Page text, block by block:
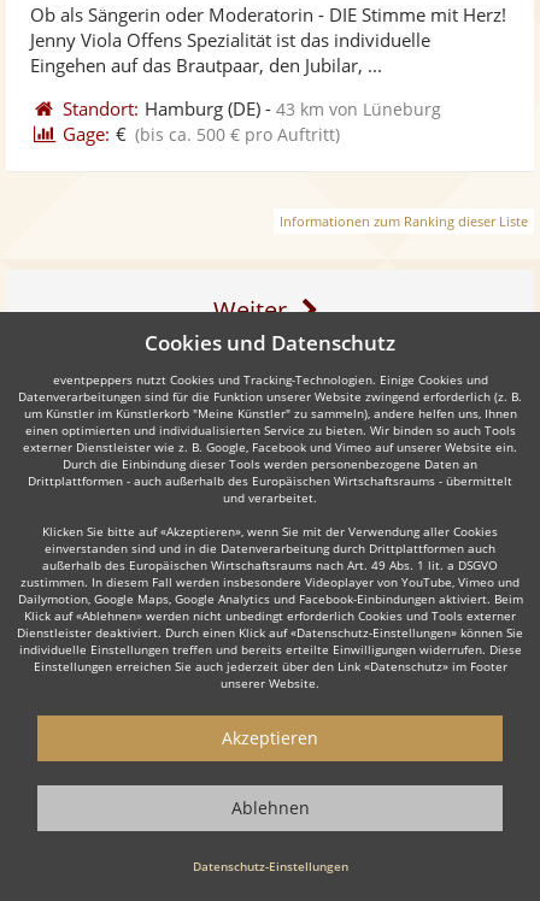
Fotos
5
Ob als Sängerin oder Moderatorin - DIE Stimme mit Herz!
Jenny Viola Offens Spezialität ist das individuelle
Eingehen auf das Brautpaar, den Jubilar, ...
Standort: Hamburg (DE) -43 km von Lüneburg
Gage: € (bis ca. 500 € pro Auftritt)
Informationen zum Ranking dieser Liste
Weiter
Auch interessant:
Trompeter Trauerredner Dudelsackspieler
Starten Sie mit dem Button 'Kostenlos anfragen' eine Anfrage an die für
Sie interessanten Solomusiker - also z. B. bestimmte Sänger. Diesen
Cookies und Datenschutz
eventpeppers nutzt Cookies und Tracking-Technologien. Einige Cookies und
Datenverarbeitungen sind für die Funktion unserer Website zwingend erforderlich (z. B.
um Künstler im Künstlerkorb "Meine Künstler" zu sammeln), andere helfen uns, Ihnen
einen optimierten und individualisierten Service zu bieten. Wir binden so auch Tools
externer Dienstleister wie z. B. Google, Facebook und Vimeo auf unserer Website ein.
Durch die Einbindung dieser Tools werden personenbezogene Daten an
Drittplattformen - auch außerhalb des Europäischen Wirtschaftsraums - übermittelt
und verarbeitet.
Klicken Sie bitte auf «Akzeptieren», wenn Sie mit der Verwendung aller Cookies
einverstanden sind und in die Datenverarbeitung durch Drittplattformen auch
außerhalb des Europäischen Wirtschaftsraums nach Art. 49 Abs. 1 lit. a DSGVO
zustimmen. In diesem Fall werden insbesondere Videoplayer von YouTube, Vimeo und
Dailymotion, Google Maps, Google Analytics und Facebook-Einbindungen aktiviert. Beim
Klick auf «Ablehnen» werden nicht unbedingt erforderlich Cookies und Tools externer
Dienstleister deaktiviert. Durch einen Klick auf «Datenschutz-Einstellungen» können Sie
individuelle Einstellungen treffen und bereits erteilte Einwilligungen widerrufen. Diese
Einstellungen erreichen Sie auch jederzeit über den Link «Datenschutz» im Footer
unserer Website.
Datenschutz-Einstellungen
Akzeptieren
Ablehnen